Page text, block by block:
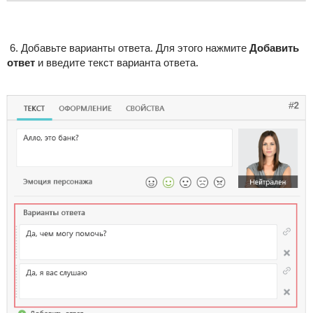
6. Добавьте варианты ответа. Для этого нажмите Добавить
ответ и введите текст варианта ответа.